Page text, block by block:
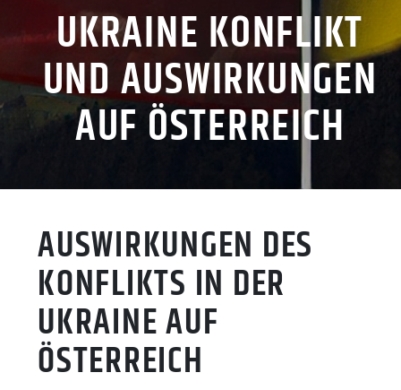
UKRAINE KONFLIKT
UND AUSWIRKUNGEN
AUF ÖSTERREICH
AUSWIRKUNGEN DES
KONFLIKTS IN DER
UKRAINE AUF
ÖSTERREICH